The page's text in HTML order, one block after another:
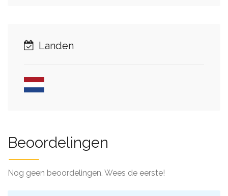
Landen
Beoordelingen
Nog geen beoordelingen. Wees de eerste!